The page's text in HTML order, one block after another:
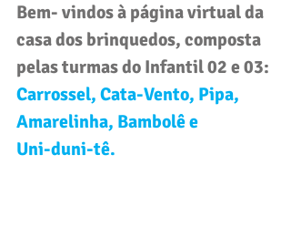
Bem- vindos à página virtual da
casa dos brinquedos, composta
pelas turmas do Infantil 02 e 03:
Carrossel, Cata-Vento, Pipa,
Amarelinha, Bambolê e
Uni-duni-tê.